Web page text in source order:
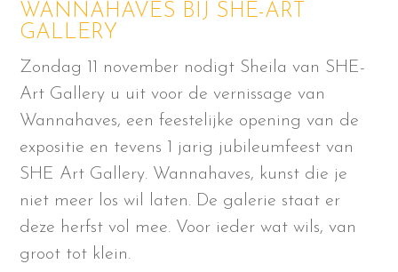
WANNAHAVES BIJ SHE-ART
GALLERY
Zondag 11 november nodigt Sheila van SHE-
Art Gallery u uit voor de vernissage van
Wannahaves, een feestelijke opening van de
expositie en tevens 1 jarig jubileumfeest van
SHE Art Gallery. Wannahaves, kunst die je
niet meer los wil laten. De galerie staat er
deze herfst vol mee. Voor ieder wat wils, van
groot tot klein.